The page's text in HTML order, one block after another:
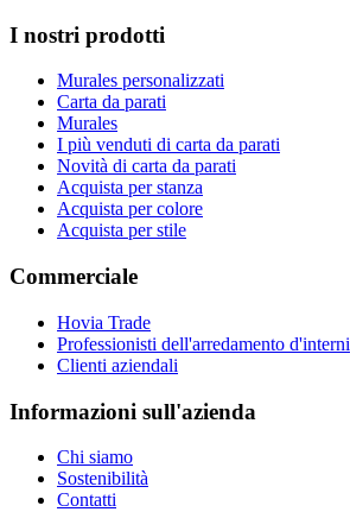
I nostri prodotti
Murales personalizzati
Carta da parati
Murales
I più venduti di carta da parati
Novità di carta da parati
Acquista per stanza
Acquista per colore
Acquista per stile
Commerciale
Hovia Trade
Professionisti dell'arredamento d'interni
Clienti aziendali
Informazioni sull'azienda
Chi siamo
Sostenibilità
Contatti